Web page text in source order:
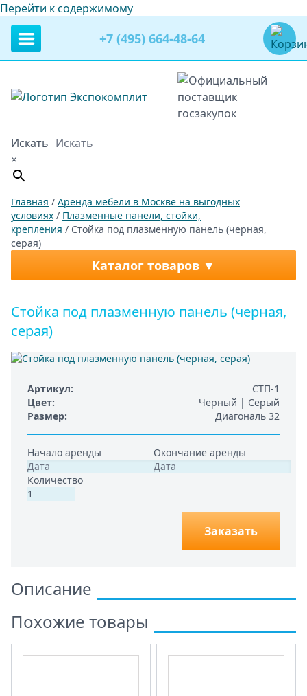
Перейти к содержимому
+7 (495) 664-48-64
Искать
×
Главная / Аренда мебели в Москве на выгодных
условиях / Плазменные панели, стойки,
крепления / Стойка под плазменную панель (черная,
серая)
Каталог товаров
Стойка под плазменную панель (черная,
серая)
Артикул
СТП-1
Цвет
Черный | Серый
Размер
Диагональ 32
Начало аренды Окончание аренды
Количество
Заказать
Описание
Похожие товары